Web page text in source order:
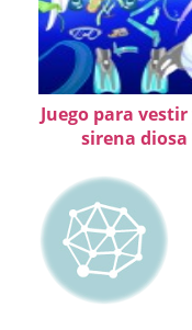
Juego para
sirena